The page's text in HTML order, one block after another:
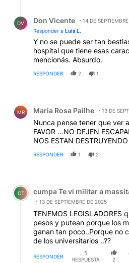
DV Don Vicente
14 DE
Responder a Luis L.
Y no se puede ser tan
hospital que tiene esas
mencionás. Absurdo.
RESPONDER 2 1
MR Maria Rosa Pailhe 13 DE
Nunca pense tener que ver
FAVOR ...NO DEJEN
NOS ESTAN DESTRUYENDO
RESPONDER 1 2
Comentario de cumpa Te vi
CT cumpa Te vi militar a
13 DE SEPTIEMBRE DE 2025
TENEMOS LEGISLADORES
pesos y putean porque los
ganan tan poco..Porque no
de los universitarios ..??
RESPONDER
1
RESPUESTA
2